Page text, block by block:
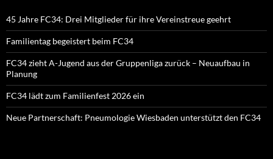
45 Jahre FC34: Drei Mitglieder für ihre Vereinstreue geehrt
Familientag begeistert beim FC34
FC34 zieht A-Jugend aus der Gruppenliga zurück – Neuaufbau in
Planung
FC34 lädt zum Familienfest 2026 ein
Neue Partnerschaft: Pneumologie Wiesbaden unterstützt den FC34